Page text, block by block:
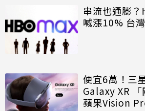
串流也通膨
喊漲10% 台
便宜6萬！三
Galaxy XR
蘋果Vision